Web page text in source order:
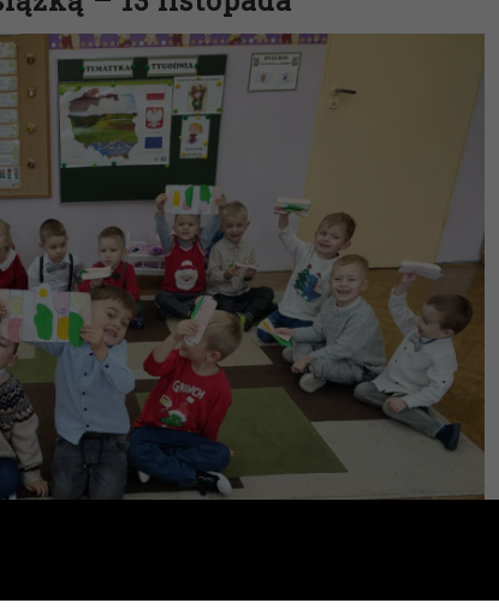
Ważna informacja!
wakacji biblioteki w Olszynie i w Hadrze oraz oddział